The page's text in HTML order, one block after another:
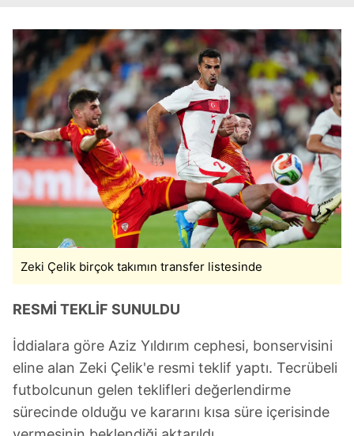
Zeki Çelik birçok takımın transfer listesinde
RESMİ TEKLİF SUNULDU
İddialara göre Aziz Yıldırım cephesi, bonservisini
eline alan Zeki Çelik'e resmi teklif yaptı. Tecrübeli
futbolcunun gelen teklifleri değerlendirme
sürecinde olduğu ve kararını kısa süre içerisinde